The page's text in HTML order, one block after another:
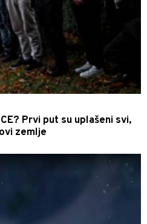
Prvi put su uplašeni svi,
zemlje